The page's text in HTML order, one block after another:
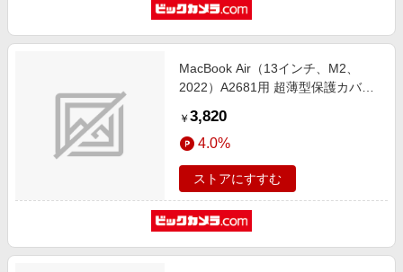
MacBook Air（13インチ、M2、
2022）A2681用 超薄型保護カバー
MCAR13-ST-22-GY
￥ 3,820
4.0%
ストアにすすむ